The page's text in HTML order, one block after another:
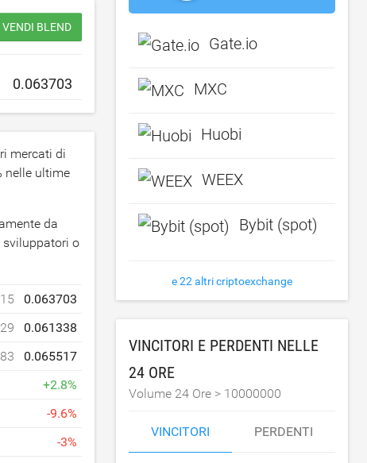
BLEND
mercati di
nelle ultime
da
sviluppatori o
0.063703
0.061338
0.065517
+2.8%
-9.6%
-3%
Gate.io
MXC
Huobi
WEEX
Bybit (spot)
e 22 altri criptoexchange
VINCITORI E PERDENTI NELLE
24 ORE
Volume 24 Ore > 10000000
VINCITORI PERDENTI